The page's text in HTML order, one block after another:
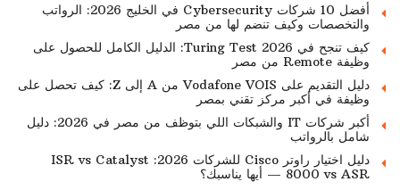
أفضل 10 شركات Cybersecurity في الخليج 2026: الرواتب
والتخصصات وكيف تنضم لها من مصر
كيف تنجح في Turing Test 2026: الدليل الكامل للحصول على
وظيفة Remote من مصر
دليل التقديم على Vodafone VOIS من A إلى Z: كيف تحصل على
وظيفة في أكبر مركز تقني بمصر
أكبر شركات IT والشبكات اللي بتوظف من مصر في 2026: دليل
شامل بالرواتب
دليل اختيار راوتر Cisco للشركات 2026: ISR vs Catalyst
8000 vs ASR — أيها يناسبك؟